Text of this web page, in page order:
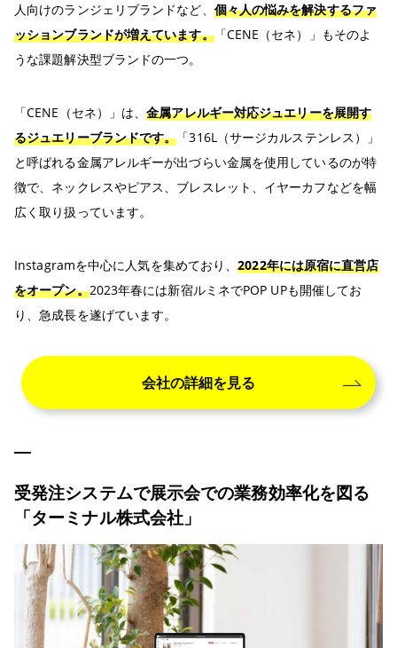
人向けのランジェリブランドなど、 個々人の悩みを解決するファ
ッションブランドが増えています。「CENE（セネ）」もそのよ
うな課題解決型ブランドの一つ。
「CENE（セネ）」は、金属アレルギー対応ジュエリーを展開す
るジュエリーブランドです。 「316L（サージカルステンレス）」
と呼ばれる金属アレルギーが出づらい金属を使用しているのが特
徴で、ネックレスやピアス、ブレスレット、イヤーカフなどを幅
広く取り扱っています。
Instagramを中心に人気を集めており、2022年には原宿に直営店
をオープン。2023年春には新宿ルミネでPOP UPも開催してお
り、急成長を遂げています。
会社の詳細を見る
受発注システムで展示会での業務効率化を図る
「ターミナル株式会社」